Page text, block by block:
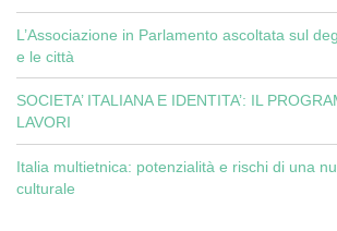
L’Associazione in Parlamento ascoltata sul
e le città
SOCIETA’ ITALIANA E IDENTITA’: IL
LAVORI
Italia multietnica: potenzialità e rischi di una
culturale